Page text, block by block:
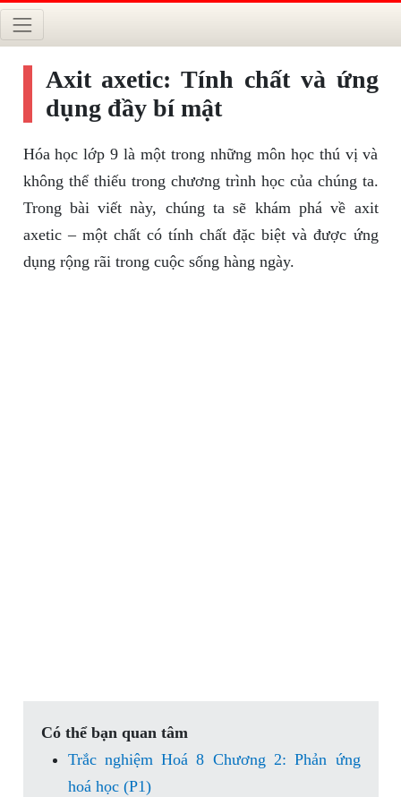
Axit axetic: Tính chất và ứng
dụng đầy bí mật
Hóa học lớp 9 là một trong những môn học thú vị và
không thể thiếu trong chương trình học của chúng ta.
Trong bài viết này, chúng ta sẽ khám phá về axit
axetic – một chất có tính chất đặc biệt và được ứng
dụng rộng rãi trong cuộc sống hàng ngày.
Có thể bạn quan tâm
Trắc nghiệm Hoá 8 Chương 2: Phản ứng
hoá học (P1)